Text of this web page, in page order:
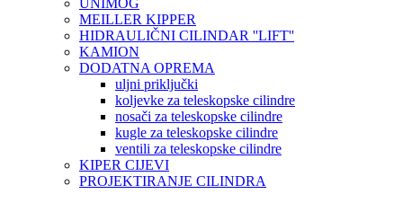
UNIMOG
MEILLER KIPPER
HIDRAULIČNI CILINDAR ''LIFT''
KAMION
DODATNA OPREMA
uljni priključki
koljevke za teleskopske cilindre
nosači za teleskopske cilindre
kugle za teleskopske cilindre
ventili za teleskopske cilindre
KIPER CIJEVI
PROJEKTIRANJE CILINDRA